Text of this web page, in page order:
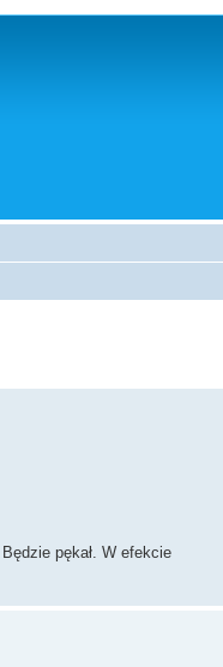
pękał. W efekcie